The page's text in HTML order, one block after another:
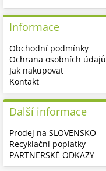
Informace
Obchodní podmínky
Ochrana osobních údajů
Jak nakupovat
Kontakt
Další informace
Prodej na SLOVENSKO
Recyklační poplatky
PARTNERSKÉ ODKAZY